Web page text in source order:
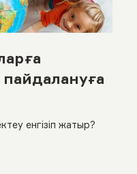
пайдалануға
енгізіп жатыр?